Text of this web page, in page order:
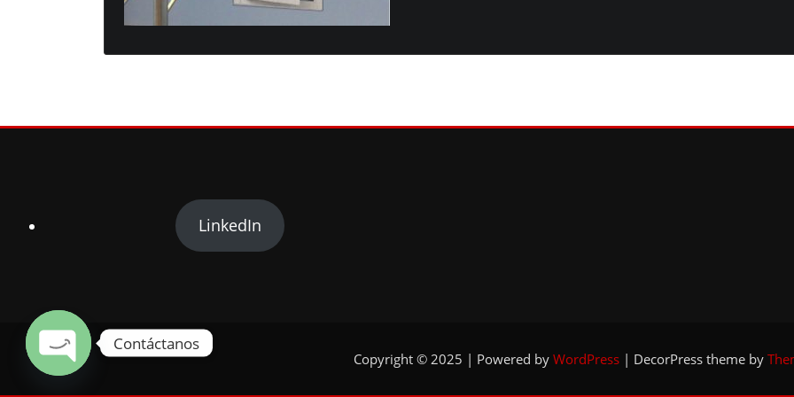
LinkedIn
Copyright © 2025 | Powered by WordPress | DecorPress theme by
Contáctanos
Open chaty